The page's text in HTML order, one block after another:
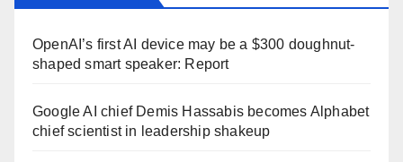
OpenAI’s first AI device may be a $300 doughnut-
shaped smart speaker: Report
Google AI chief Demis Hassabis becomes Alphabet
chief scientist in leadership shakeup